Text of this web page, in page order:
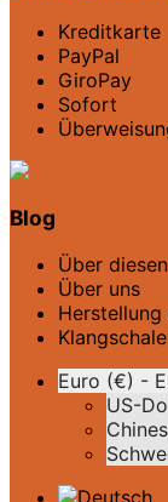
Kreditkarte
PayPal
GiroPay
Sofort
Blog
Über
Über uns
Euro (€) -
US-